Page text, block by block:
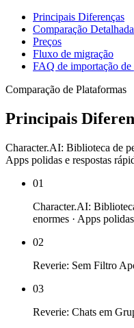
Principais Diferenças
Comparação
Preços
Fluxo de migração
FAQ de importação de
Comparação de Plataformas
Principais
Character.AI: Biblioteca de
Apps polidas e respostas
01
Character.AI:
enormes · Apps
02
Reverie: Sem Filtro
03
Reverie: Chats em